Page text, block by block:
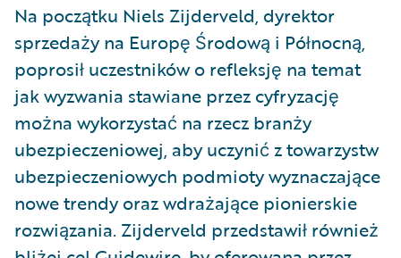
Na początku Niels Zijderveld, dyrektor
sprzedaży na Europę Środową i Północną,
poprosił uczestników o refleksję na temat
jak wyzwania stawiane przez cyfryzację
można wykorzystać na rzecz branży
ubezpieczeniowej, aby uczynić z towarzystw
ubezpieczeniowych podmioty wyznaczające
nowe trendy oraz wdrażające pionierskie
rozwiązania. Zijderveld przedstawił również